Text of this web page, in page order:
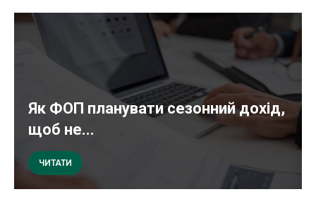
Як ФОП планувати сезонний дохід,
щоб не...
ЧИТАТИ